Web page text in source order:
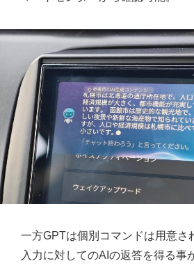
一方GPTは個別コマンドは用意さ
入力に対してのAIの返答を得る事